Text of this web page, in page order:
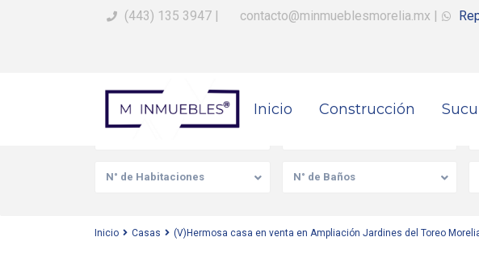
(443) 135 3947 | contacto@minmueblesmorelia.mx |
Inicio Construcción
Busca Tu Propiedad
N° de Habitaciones N° de Baños
Inicio Casas (V)Hermosa casa en venta en Ampliación Jardines del Toreo